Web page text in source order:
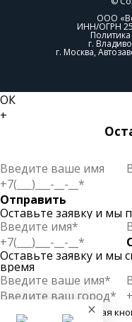
ООО
ИНН/ОГРН
г.
г. Москва,
×
ОК
+
Отправить
Оставьте заявку и мы
Оставьте заявку и мы
время
Отправить Нажимая